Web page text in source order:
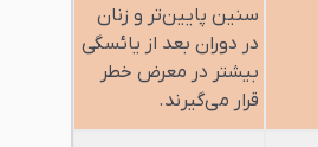
سنین پایین‌تر و زنان
در دوران بعد از یائسگی
بیشتر در معرض خطر
قرار می‌گیرند.